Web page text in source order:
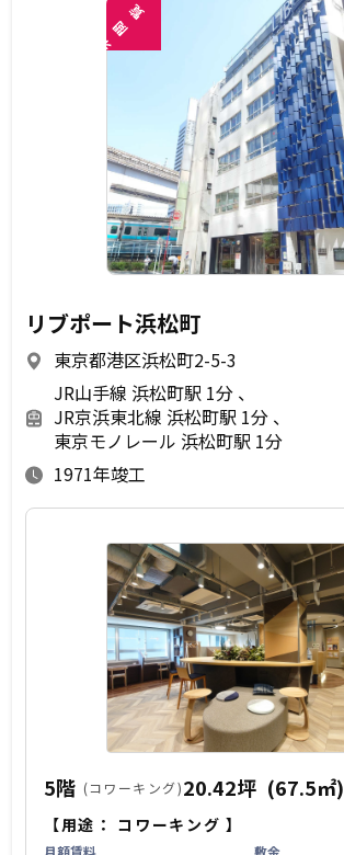
未
閲
覧
リブポート浜松町
東京都港区浜松町2-5-3
JR山手線 浜松町駅 1分
JR京浜東北線 浜松町駅 1分
東京モノレール 浜松町駅 1分
1971年竣工
5階 (コワーキング)20.42坪 (67.5㎡)
【用途： コワーキング 】
月額賃料
敷金